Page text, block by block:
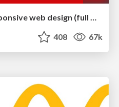
Fashionably flexible responsive web design (full day workshop)
408 67k